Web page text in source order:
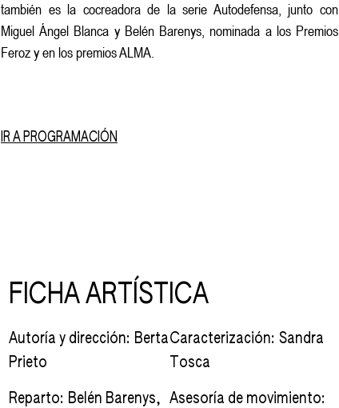
también es la cocreadora de la serie Autodefensa, junto con
Miguel Ángel Blanca y Belén Barenys, nominada a los Premios
Feroz y en los premios ALMA.
IR A PROGRAMACIÓN
FICHA ARTÍSTICA
Autoría y dirección: Berta
Prieto
Reparto: Belén Barenys,
Caracterización: Sandra
Tosca
Asesoría de movimiento: